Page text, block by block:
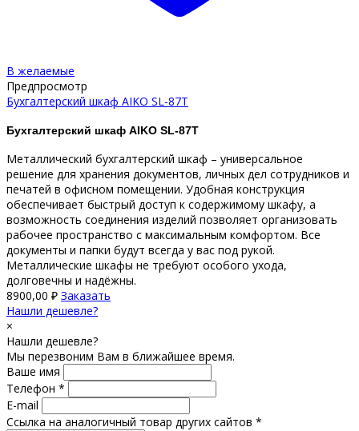
В желаемые
Предпросмотр
Бухгалтерский шкаф AIKO SL-87Т
Бухгалтерский шкаф AIKO SL-87Т
Металлический бухгалтерский шкаф – универсальное
решение для хранения документов, личных дел сотрудников и
печатей в офисном помещении. Удобная конструкция
обеспечивает быстрый доступ к содержимому шкафу, а
возможность соединения изделий позволяет организовать
рабочее пространство с максимальным комфортом. Все
документы и папки будут всегда у вас под рукой.
Металлические шкафы не требуют особого ухода,
долговечны и надёжны.
8900,00 ₽ Заказать
Нашли дешевле?
×
Нашли дешевле?
Мы перезвоним Вам в ближайшее время.
Ваше имя
Телефон *
E-mail
Ссылка на аналогичный товар других сайтов *